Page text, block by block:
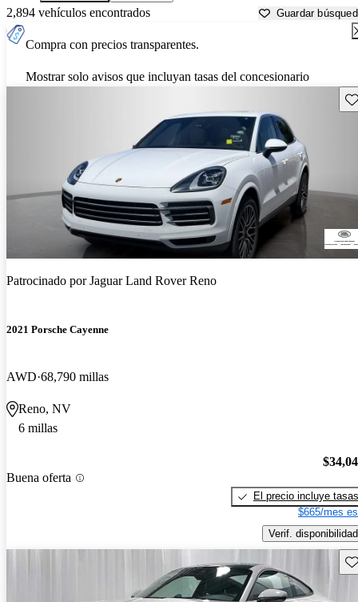
2,894 vehículos encontrados Guardar
Compra con precios transparentes.
Mostrar solo avisos que incluyan tasas del concesionario
Patrocinado porJaguar Land Rover Reno
2021 Porsche Cayenne
AWD 68,790 millas
Reno, NV
6 millas
Buena oferta
El precio incluye tasas
$665/mes
Verif. disponibilidad